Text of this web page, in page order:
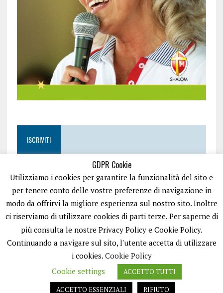
ISCRIVITI
EASYNEWS24 È UN PORTALE GESTITO DA FRANCESCO TV - PARTITA IVA
08792490727 - TESTATA GIORNALISTICA REGISTRATA PRESSO IL TRIBUNALE
GDPR Cookie
Utilizziamo i cookies per garantire la funzionalità del sito e
per tenere conto delle vostre preferenze di navigazione in
modo da offrirvi la migliore esperienza sul nostro sito. Inoltre
ci riserviamo di utilizzare cookies di parti terze. Per saperne di
più consulta le nostre Privacy Policy e Cookie Policy.
Continuando a navigare sul sito, l'utente accetta di utilizzare
i cookies. Cookie Policy
Cookie settings
ACCETTO TUTTI
ACCETTO ESSENZIALI
RIFIUTO